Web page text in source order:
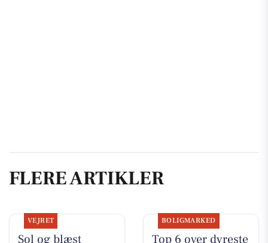
FLERE ARTIKLER
VEJRET
Sol og blæst
BOLIGMARKED
Top 6 over dyreste